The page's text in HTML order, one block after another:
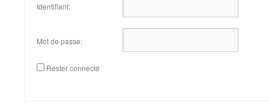
Identifiant:
Mot de passe:
Rester connecté